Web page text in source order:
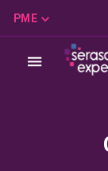
PME